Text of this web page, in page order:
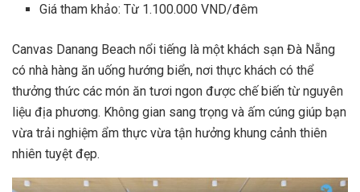
Giá tham khảo: Từ 1.100.000 VND/đêm
Canvas Danang Beach nổi tiếng là một khách sạn Đà Nẵng
có nhà hàng ăn uống hướng biển, nơi thực khách có thể
thưởng thức các món ăn tươi ngon được chế biến từ nguyên
liệu địa phương. Không gian sang trọng và ấm cúng giúp bạn
vừa trải nghiệm ẩm thực vừa tận hưởng khung cảnh thiên
nhiên tuyệt đẹp.